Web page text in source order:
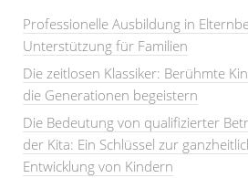
Professionelle Ausbildung in
Unterstützung für Familien
Die zeitlosen Klassiker: Berühmte
die Generationen begeistern
Die Bedeutung von qualifizierter
der Kita: Ein Schlüssel zur
Entwicklung von Kindern